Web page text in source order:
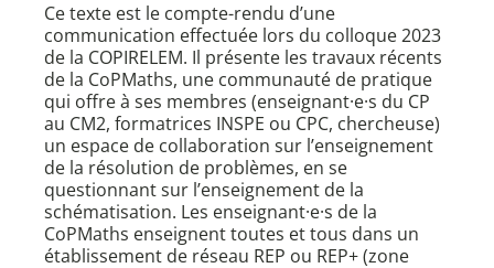
Ce texte est le compte-rendu d’une
communication effectuée lors du colloque 2023
de la COPIRELEM. Il présente les travaux récents
de la CoPMaths, une communauté de pratique
qui offre à ses membres (enseignant·e·s du CP
au CM2, formatrices INSPE ou CPC, chercheuse)
un espace de collaboration sur l’enseignement
de la résolution de problèmes, en se
questionnant sur l’enseignement de la
schématisation. Les enseignant·e·s de la
CoPMaths enseignent toutes et tous dans un
établissement de réseau REP ou REP+ (zone